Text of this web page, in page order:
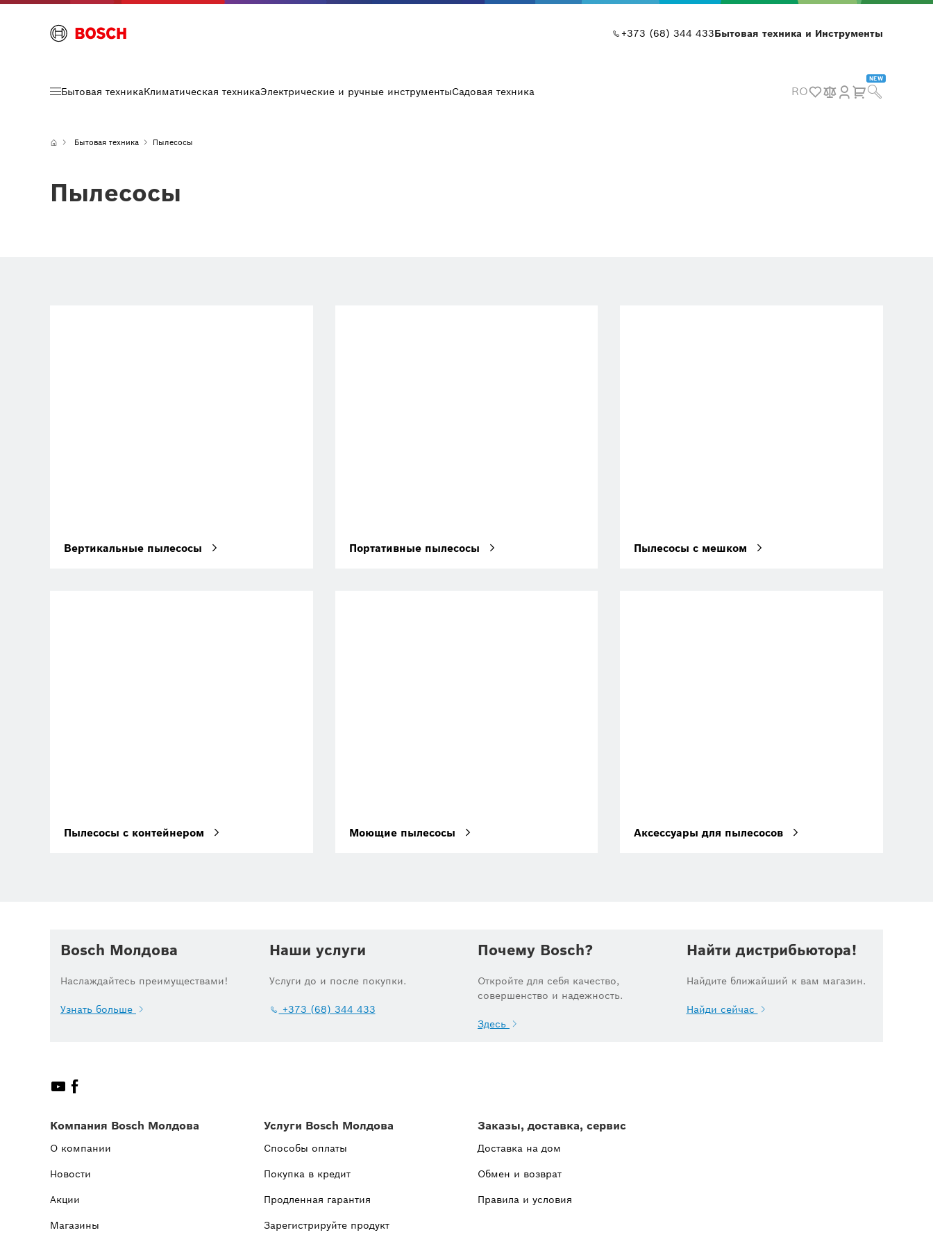
+373 (68) 344 433Бытовая техника и Инструменты
Бытовая техникаКлиматическая техникаЭлектрические и ручные инструментыСадовая техника RO
NEW
Бытовая техника Пылесосы
Пылесосы
Вертикальные пылесосы Портативные пылесосы Пылесосы с мешком
Пылесосы с контейнером Моющие пылесосы Аксессуары для пылесосов
Bosch Молдова
Наслаждайтесь преимуществами!
Узнать больше
Наши услуги
Услуги до и после покупки.
+373 (68) 344 433
Почему Bosch?
Откройте для себя качество,
совершенство и надежность.
Здесь
Найти дистрибьютора!
Найдите ближайший к вам магазин.
Найди сейчас
Компания Bosch Молдова
О компании
Новости
Акции
Магазины
Услуги Bosch Молдова
Способы оплаты
Покупка в кредит
Продленная гарантия
Зарегистрируйте продукт
Заказы, доставка, сервис
Доставка на дом
Обмен и возврат
Правила и условия